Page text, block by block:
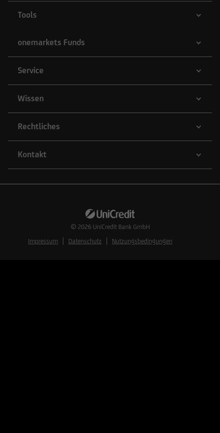
Tools
onemarkets Funds
Service
Wissen
Rechtliches
Kontakt
© 2026 UniCredit Bank GmbH
Impressum
Datenschutz Nutzungsbedingungen